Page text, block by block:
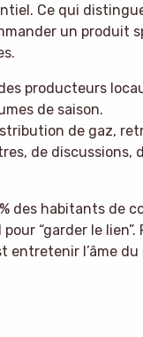
Ce qui
un produit
producteurs
de saison.
de gaz,
de discussions,
des habitants de
“garder le lien”.
entretenir l’âme du